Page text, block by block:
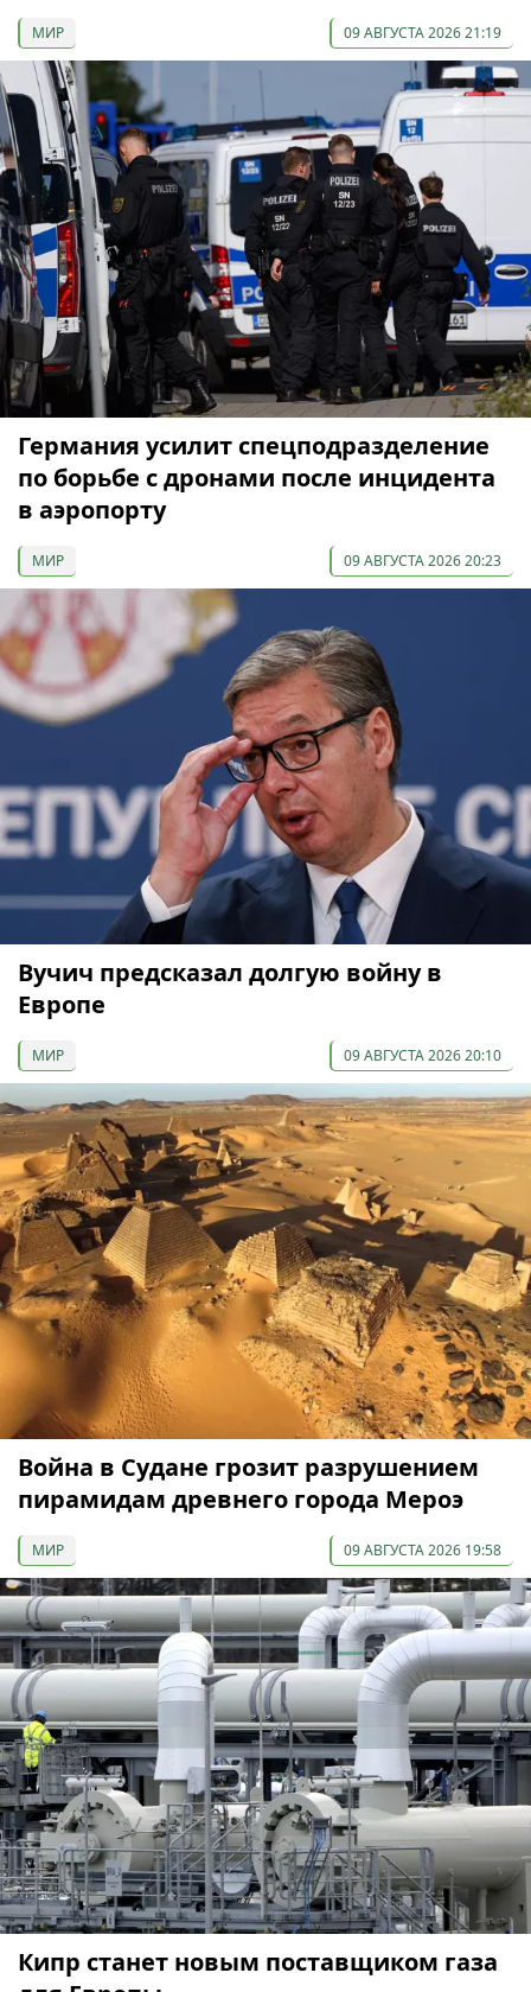
МИР 09 АВГУСТА 2026 21:19
Германия усилит спецподразделение
по борьбе с дронами после инцидента
в аэропорту
МИР 09 АВГУСТА 2026 20:23
Вучич предсказал долгую войну в
Европе
МИР 09 АВГУСТА 2026 20:10
Война в Судане грозит разрушением
пирамидам древнего города Мероэ
МИР 09 АВГУСТА 2026 19:58
Кипр станет новым поставщиком газа